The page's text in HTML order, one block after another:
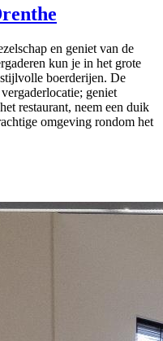
en geniet van de
kun je in het grote
boerderijen. De
geniet
restaurant, neem een duik
omgeving rondom het